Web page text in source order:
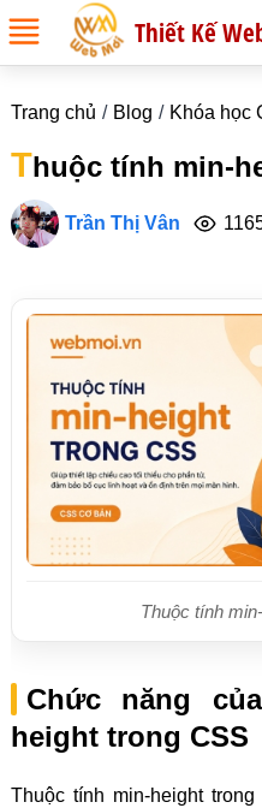
Thiết Kế
Trang chủ Blog Khóa học
Thuộc tính min-
Trần Thị Vân
Thuộc tính
Chức năng
height trong CSS
Thuộc tính min-height